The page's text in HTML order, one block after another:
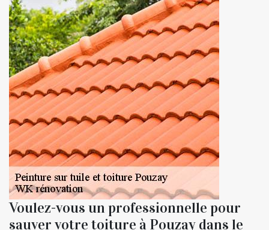
Voulez-vous un professionnelle pour
sauver votre toiture à Pouzay dans le